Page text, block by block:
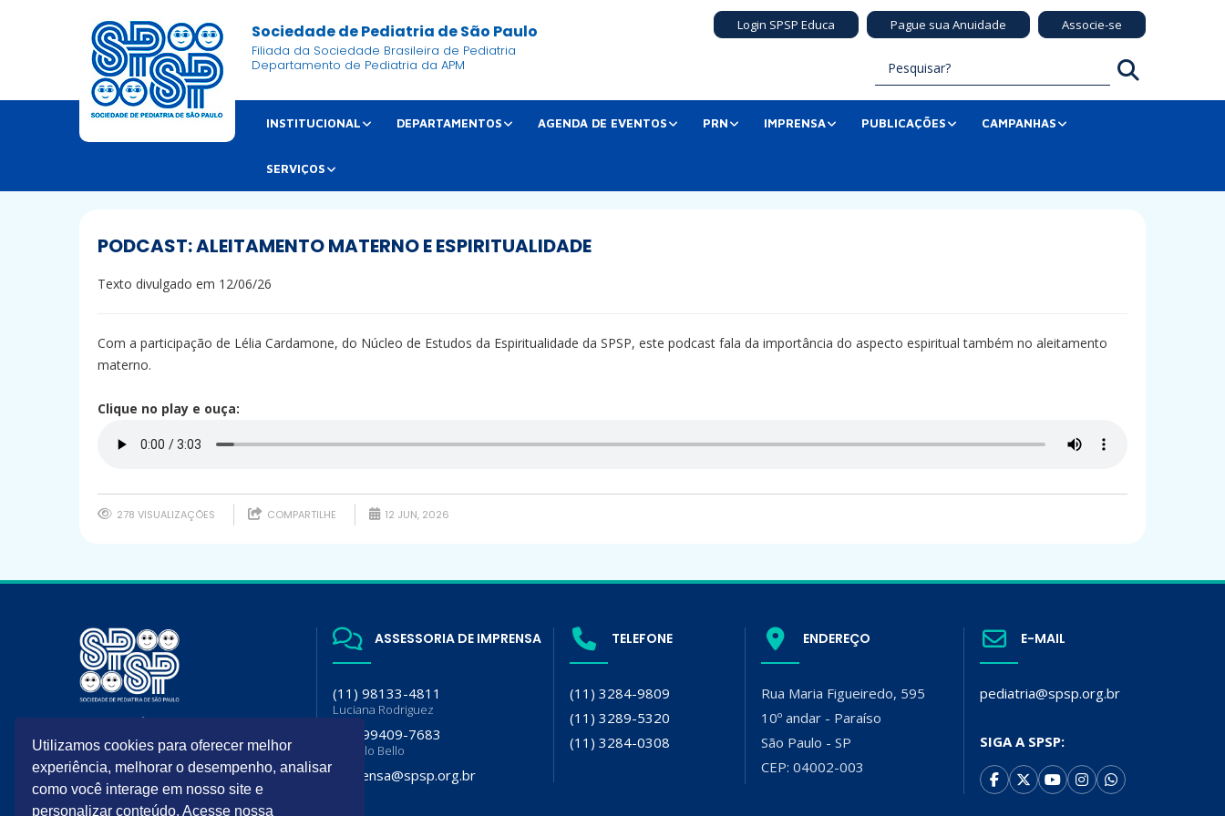
Sociedade de Pediatria de São Paulo
Filiada da Sociedade Brasileira de Pediatria
Departamento de Pediatria da APM
Login SPSP Educa Pague sua Anuidade Associe-se
INSTITUCIONAL DEPARTAMENTOS AGENDA DE EVENTOS PRN IMPRENSA PUBLICAÇÕES CAMPANHAS
SERVIÇOS
PODCAST: ALEITAMENTO MATERNO E ESPIRITUALIDADE
Texto divulgado em 12/06/26
Com a participação de Lélia Cardamone, do Núcleo de Estudos da Espiritualidade da SPSP, este podcast fala da importância do aspecto espiritual também no aleitamento
materno.
Clique no play e ouça:
278 VISUALIZAÇÕES COMPARTILHE 12 JUN, 2026
A SPSP é filiada da Sociedade
Brasileira de Pediatria (SBP) e
Departamento de Pediatria da
Associação Paulista de Medicina
(APM)
ASSESSORIA DE IMPRENSA
(11) 98133-4811
Luciana Rodriguez
(11) 99409-7683
Flavia lo Bello
imprensa@spsp.org.br
TELEFONE
(11) 3284-9809
(11) 3289-5320
(11) 3284-0308
ENDEREÇO
Rua Maria Figueiredo, 595
10º andar - Paraíso
São Paulo - SP
CEP: 04002-003
E-MAIL
pediatria@spsp.org.br
SIGA A SPSP:
Utilizamos cookies para oferecer melhor
experiência, melhorar o desempenho, analisar
como você interage em nosso site e
personalizar conteúdo. Acesse nossa